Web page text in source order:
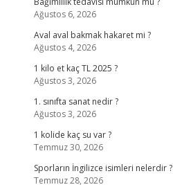
Ağustos 6, 2026
Aval aval bakmak hakaret mi ?
Ağustos 4, 2026
1 kilo et kaç TL 2025 ?
Ağustos 3, 2026
1. sınıfta sanat nedir ?
Ağustos 3, 2026
1 kolide kaç su var ?
Temmuz 30, 2026
Sporların İngilizce isimleri nelerdir ?
Temmuz 28, 2026